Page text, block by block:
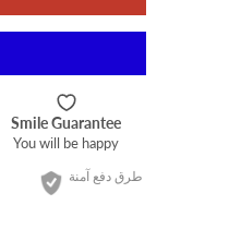
طرق دفع آمنة